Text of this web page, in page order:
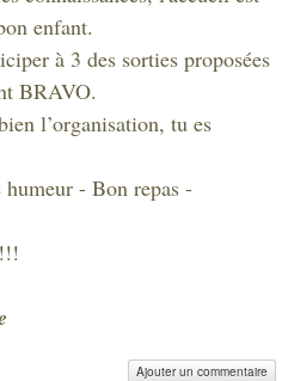
enfant.
à 3 des sorties proposées
BRAVO.
l’organisation, tu es
- Bon repas -
Ajouter un commentaire